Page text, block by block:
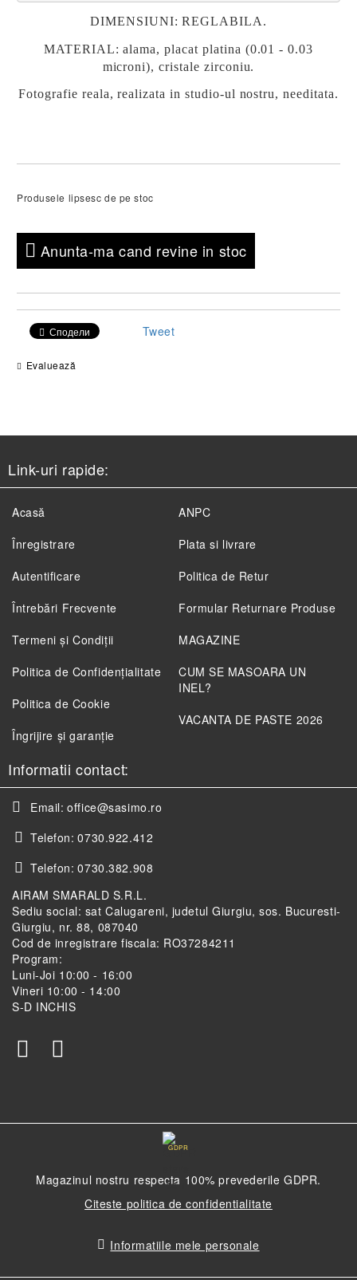
DIMENSIUNI: REGLABILA.
MATERIAL: alama, placat platina (0.01 - 0.03
microni), cristale zirconiu.
Fotografie reala, realizata in studio-ul nostru, needitata.
Produsele lipsesc de pe stoc
Anunta-ma cand revine in stoc
Сподели Tweet
Evaluează
Link-uri rapide:
Acasă
Înregistrare
Autentificare
Întrebări Frecvente
ANPC
Plata si livrare
Politica de Retur
Formular Returnare Produse
Termeni și Condiții
Politica de Confidenţialitate
Politica de Cookie
Îngrijire și garanție
MAGAZINE
CUM SE MASOARA UN
INEL?
VACANTA DE PASTE 2026
Informatii contact:
Email: office@sasimo.ro
Telefon: 0730.922.412
Telefon: 0730.382.908
AIRAM SMARALD S.R.L.
Sediu social: sat Calugareni, judetul Giurgiu, sos. Bucuresti-
Giurgiu, nr. 88, 087040
Cod de inregistrare fiscala: RO37284211
Program:
Luni-Joi 10:00 - 16:00
Vineri 10:00 - 14:00
S-D INCHIS
GDPR
Magazinul nostru respecta 100% prevederile GDPR.
Citeste politica de confidentialitate
Informatiile mele personale